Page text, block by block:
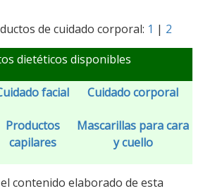
de cuidado corporal: 1 | 2
dietéticos disponibles
facial Cuidado corporal
Productos
capilares
Mascarillas para cara
y cuello
contenido elaborado de esta